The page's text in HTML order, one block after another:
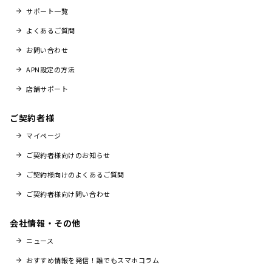
サポート一覧
よくあるご質問
お問い合わせ
APN設定の方法
店舗サポート
ご契約者様
マイページ
ご契約者様向けのお知らせ
ご契約様向けのよくあるご質問
ご契約者様向け問い合わせ
会社情報・その他
ニュース
おすすめ情報を発信！誰でもスマホコラム